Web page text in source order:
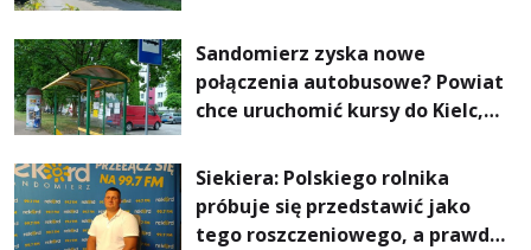
Dróg
Sandomierz zyska nowe
połączenia autobusowe? Powiat
chce uruchomić kursy do Kielc,
Siekiera: Polskiego rolnika
próbuje się przedstawić jako
tego roszczeniowego, a prawda